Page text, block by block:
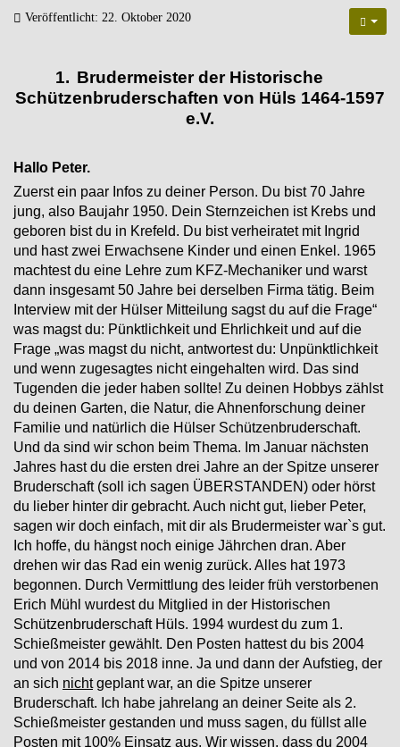
Veröffentlicht: 22. Oktober 2020
1. Brudermeister der Historische
Schützenbruderschaften von Hüls 1464-1597
e.V.
Hallo Peter.
Zuerst ein paar Infos zu deiner Person. Du bist 70 Jahre
jung, also Baujahr 1950. Dein Sternzeichen ist Krebs und
geboren bist du in Krefeld. Du bist verheiratet mit Ingrid
und hast zwei Erwachsene Kinder und einen Enkel. 1965
machtest du eine Lehre zum KFZ-Mechaniker und warst
dann insgesamt 50 Jahre bei derselben Firma tätig. Beim
Interview mit der Hülser Mitteilung sagst du auf die Frage“
was magst du: Pünktlichkeit und Ehrlichkeit und auf die
Frage „was magst du nicht, antwortest du: Unpünktlichkeit
und wenn zugesagtes nicht eingehalten wird. Das sind
Tugenden die jeder haben sollte! Zu deinen Hobbys zählst
du deinen Garten, die Natur, die Ahnenforschung deiner
Familie und natürlich die Hülser Schützenbruderschaft.
Und da sind wir schon beim Thema. Im Januar nächsten
Jahres hast du die ersten drei Jahre an der Spitze unserer
Bruderschaft (soll ich sagen ÜBERSTANDEN) oder hörst
du lieber hinter dir gebracht. Auch nicht gut, lieber Peter,
sagen wir doch einfach, mit dir als Brudermeister war`s gut.
Ich hoffe, du hängst noch einige Jährchen dran. Aber
drehen wir das Rad ein wenig zurück. Alles hat 1973
begonnen. Durch Vermittlung des leider früh verstorbenen
Erich Mühl wurdest du Mitglied in der Historischen
Schützenbruderschaft Hüls. 1994 wurdest du zum 1.
Schießmeister gewählt. Den Posten hattest du bis 2004
und von 2014 bis 2018 inne. Ja und dann der Aufstieg, der
an sich nichtgeplant war, an die Spitze unserer
Bruderschaft. Ich habe jahrelang an deiner Seite als 2.
Schießmeister gestanden und muss sagen, du füllst alle
Posten mit 100% Einsatz aus. Wir wissen, dass du 2004